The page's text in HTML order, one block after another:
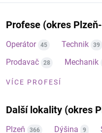
Profese (okres
Operátor 45 Technik 39
Prodavač 28 Mechanik
VÍCE PROFESÍ
Další lokality (okres
Plzeň 366 Dýšina 9